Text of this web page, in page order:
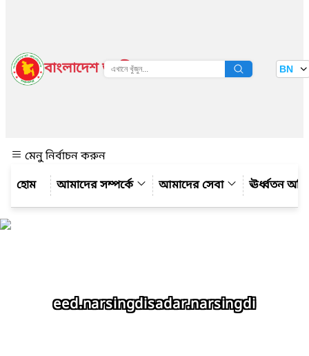
বাংলাদেশ জাতীয় তথ্য বাতায়ন BN
মেনু নির্বাচন করুন
আমাদের সম্পর্কে
আমাদের সেবা ঊর্ধ্বতন
eed.narsingdisadar.narsingdi